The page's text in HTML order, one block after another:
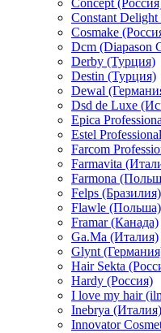
Concept
Constant
Cosmake
Dcm (Diapason
Derby (Турция)
Destin (Турция)
Dewal
Dsd de Luxe
Epica
Estel
Farcom
Farmavita
Farmona
Felps (Бразилия)
Flawle (Польша)
Framar (Канада)
Ga.Ma (Италия)
Glynt
Hair Sekta
Hardy (Россия)
I love my hair
Inebrya (Италия)
Innovator